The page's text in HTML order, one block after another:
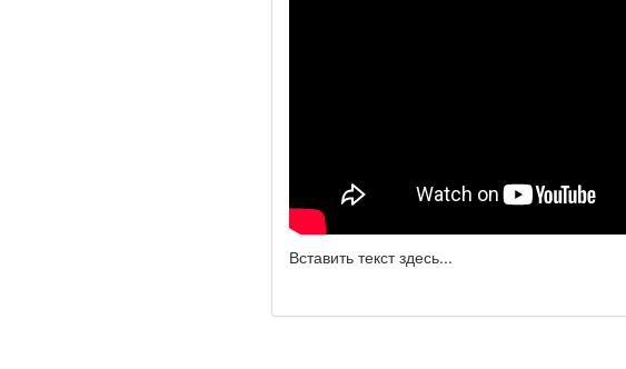
Вставить текст здесь...